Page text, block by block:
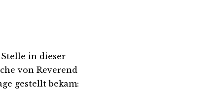
in dieser
von Reverend
gestellt bekam: